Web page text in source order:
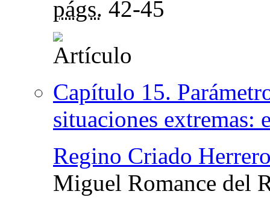
págs. 42-45
Capítulo 15.
situaciones extremas:
Regino Criado
Miguel Romance del